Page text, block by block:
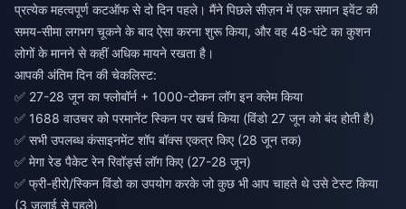
प्रत्येक महत्वपूर्ण कटऑफ से दो दिन पहले। मैंने पिछले सीज़न में एक समान इवेंट की
समय-सीमा लगभग चूकने के बाद ऐसा करना शुरू किया, और वह 48-घंटे का कुशन
लोगों के मानने से कहीं अधिक मायने रखता है।
आपकी अंतिम दिन की चेकलिस्ट:
✅ 27-28 जून का फ्लोबॉर्न + 1000-टोकन लॉग इन क्लेम किया
✅ 1688 वाउचर को परमानेंट स्किन पर खर्च किया (विंडो 27 जून को बंद होती है)
✅ सभी उपलब्ध कंसाइनमेंट शॉप बॉक्स एकत्र किए (28 जून तक)
✅ मेगा रेड पैकेट रेन रिवॉर्ड्स लॉग किए (27-28 जून)
✅ फ्री-हीरो/स्किन विंडो का उपयोग करके जो कुछ भी आप चाहते थे उसे टेस्ट किया
(3 जुलाई से पहले)